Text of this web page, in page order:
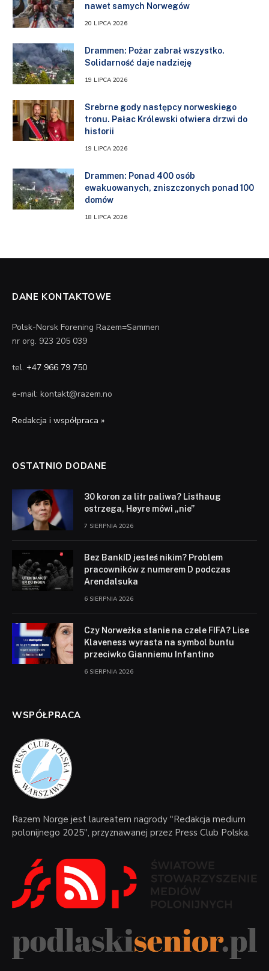
nawet samych Norwegów
20 LIPCA 2026
Drammen: Pożar zabrał wszystko.
Solidarność daje nadzieję
19 LIPCA 2026
Srebrne gody następcy norweskiego
tronu. Pałac Królewski otwiera drzwi do
historii
19 LIPCA 2026
Drammen: Ponad 400 osób
ewakuowanych, zniszczonych ponad 100
domów
18 LIPCA 2026
DANE KONTAKTOWE
Polsk-Norsk Forening Razem=Sammen
nr org. 923 205 039
tel. +47 966 79 750
e-mail: kontakt@razem.no
Redakcja i współpraca »
OSTATNIO DODANE
30 koron za litr paliwa? Listhaug
ostrzega, Høyre mówi „nie”
7 SIERPNIA 2026
Bez BankID jesteś nikim? Problem
pracowników z numerem D podczas
Arendalsuka
6 SIERPNIA 2026
Czy Norweżka stanie na czele FIFA? Lise
Klaveness wyrasta na symbol buntu
przeciwko Gianniemu Infantino
6 SIERPNIA 2026
WSPÓŁPRACA
Razem Norge jest laureatem nagrody "Redakcja medium
polonijnego 2025", przyznawanej przez Press Club Polska.